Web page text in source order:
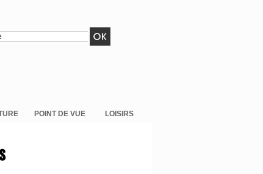
POINT DE VUE LOISIRS